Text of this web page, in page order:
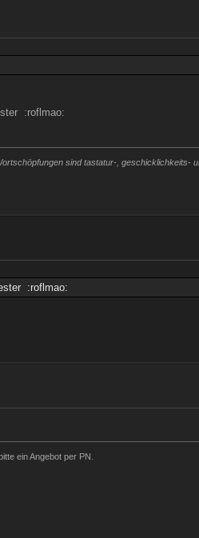
:roflmao:
sind tastatur-, geschicklichkeits-
:roflmao:
ein Angebot per PN.